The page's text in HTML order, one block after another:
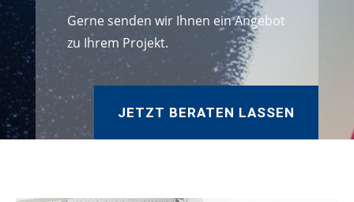
Gerne senden wir Ihnen ein Angebot
zu Ihrem Projekt.
JETZT BERATEN LASSEN